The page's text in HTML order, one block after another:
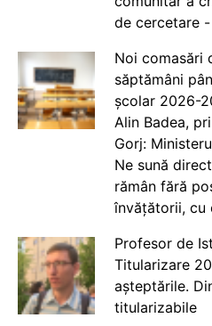
de cercetare
Noi comasări
săptămâni
școlar 2026-
Alin Badea,
Gorj:
Ne sună
rămân fără
învățătorii, cu
Profesor de
Titularizare
așteptările.
titularizabile